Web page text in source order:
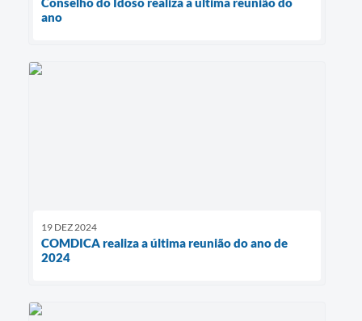
ano
19 DEZ 2024
COMDICA realiza a última reunião do ano de
2024